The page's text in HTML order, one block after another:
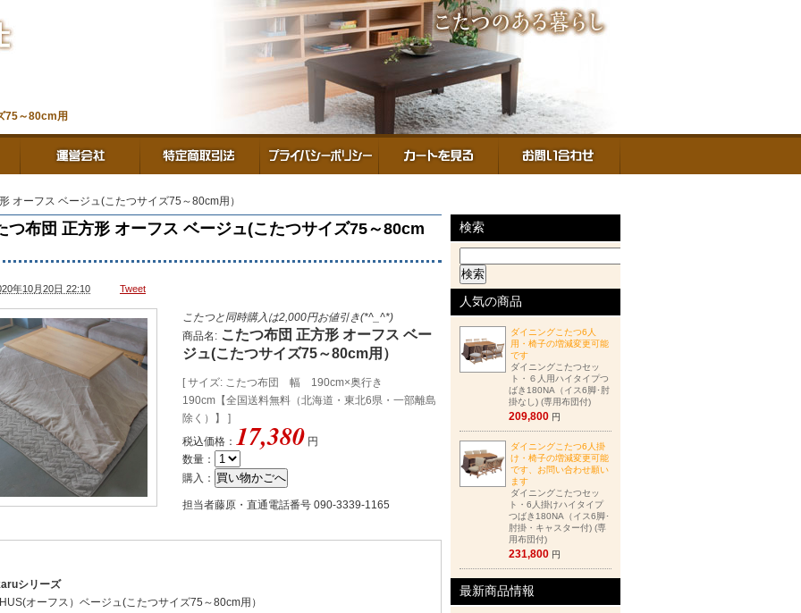
75～80cm用
オーフス ベージュ(こたつサイズ75～80cm用）
つ布団 正方形 オーフス ベージュ(こたつサイズ75～80cm
年10月20日 22:10 Tweet
こたつと同時購入は2,000円お値引き(*^_^*)
商品名: こたつ布団 正方形 オーフス ベー
ジュ(こたつサイズ75～80cm用）
[ サイズ: こたつ布団 幅 190cm×奥行き
190cm【全国送料無料（北海道・東北6県・一部離島
除く）】 ]
税込価格： 17,380 円
数量：
購入：
担当者藤原・直通電話番号 090-3339-1165
シリーズ
オーフス）ベージュ(こたつサイズ75～80cm用）
検索
人気の商品
ダイニングこたつ6人
用・椅子の増減変更可能
です
ダイニングこたつセッ
ト・６人用ハイタイプつ
ばき180NA（イス6脚･肘
掛なし) (専用布団付)
209,800 円
ダイニングこたつ6人掛
け・椅子の増減変更可能
です、お問い合わせ願い
ます
ダイニングこたつセッ
ト・6人掛けハイタイプ
つばき180NA（イス6脚･
肘掛・キャスター付) (専
用布団付)
231,800 円
最新商品情報